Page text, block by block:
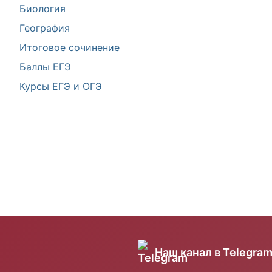
Биология
География
Итоговое сочинение
Баллы ЕГЭ
Курсы ЕГЭ и ОГЭ
Наш канал в Telegram